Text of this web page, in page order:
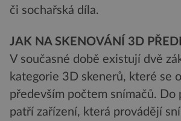
či sochařská díla.
JAK NA SKENOVÁNÍ 3D
V současné době existují dvě
kategorie 3D skenerů, které se
především počtem snímačů. Do
patří zařízení, která provádějí